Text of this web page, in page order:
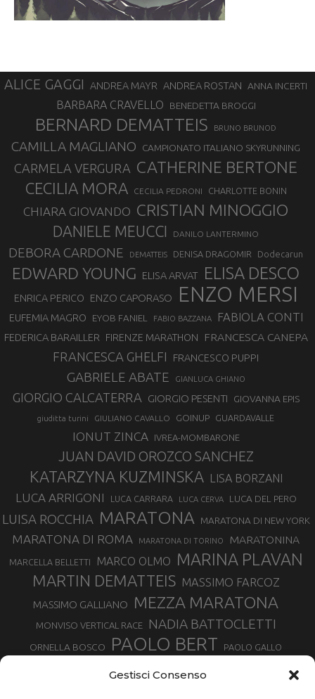
Gestisci Consenso
ALICE GAGGI ANDREA MAYR ANDREA ROSTAN ANNA INCERTI
BARBARA CRAVELLO BENEDETTA BROGGI
BERNARD DEMATTEIS BRUNO BRUNOD
CAMILLA MAGLIANO CAMPIONATO ITALIANO SKYRUNNING
CARMELA VERGURA CATHERINE BERTONE
CECILIA MORA CECILIA PEDRONI CHARLOTTE BONIN
CHIARA GIOVANDO CRISTIAN MINOGGIO
DANIELE MEUCCI DANILO LANTERMINO
DEBORA CARDONE DEMATTEIS DENISA DRAGOMIR Dodecarun
EDWARD YOUNG ELISA ARVAT ELISA DESCO
ENRICA PERICO ENZO CAPORASO ENZO MERSI
EUFEMIA MAGRO EYOB FANIEL FABIO BAZZANA FABIOLA CONTI
FEDERICA BARAILLER FIRENZE MARATHON FRANCESCA CANEPA
FRANCESCA GHELFI FRANCESCO PUPPI
GABRIELE ABATE GIANLUCA GHIANO
GIORGIO CALCATERRA GIORGIO PESENTI GIOVANNA EPIS
giuditta turini GIULIANO CAVALLO GOINUP GUARDAVALLE
IONUT ZINCA IVREA-MOMBARONE
JUAN DAVID OROZCO SANCHEZ
KATARZYNA KUZMINSKA LISA BORZANI
LUCA ARRIGONI LUCA CARRARA LUCA CERVA LUCA DEL PERO
LUISA ROCCHIA MARATONA MARATONA DI NEW YORK
MARATONA DI ROMA MARATONA DI TORINO MARATONINA
MARCELLA BELLETTI MARCO OLMO MARINA PLAVAN
MARTIN DEMATTEIS MASSIMO FARCOZ
MASSIMO GALLIANO MEZZA MARATONA
MONVISO VERTICAL RACE NADIA BATTOCLETTI
ORNELLA BOSCO PAOLO BERT PAOLO GALLO